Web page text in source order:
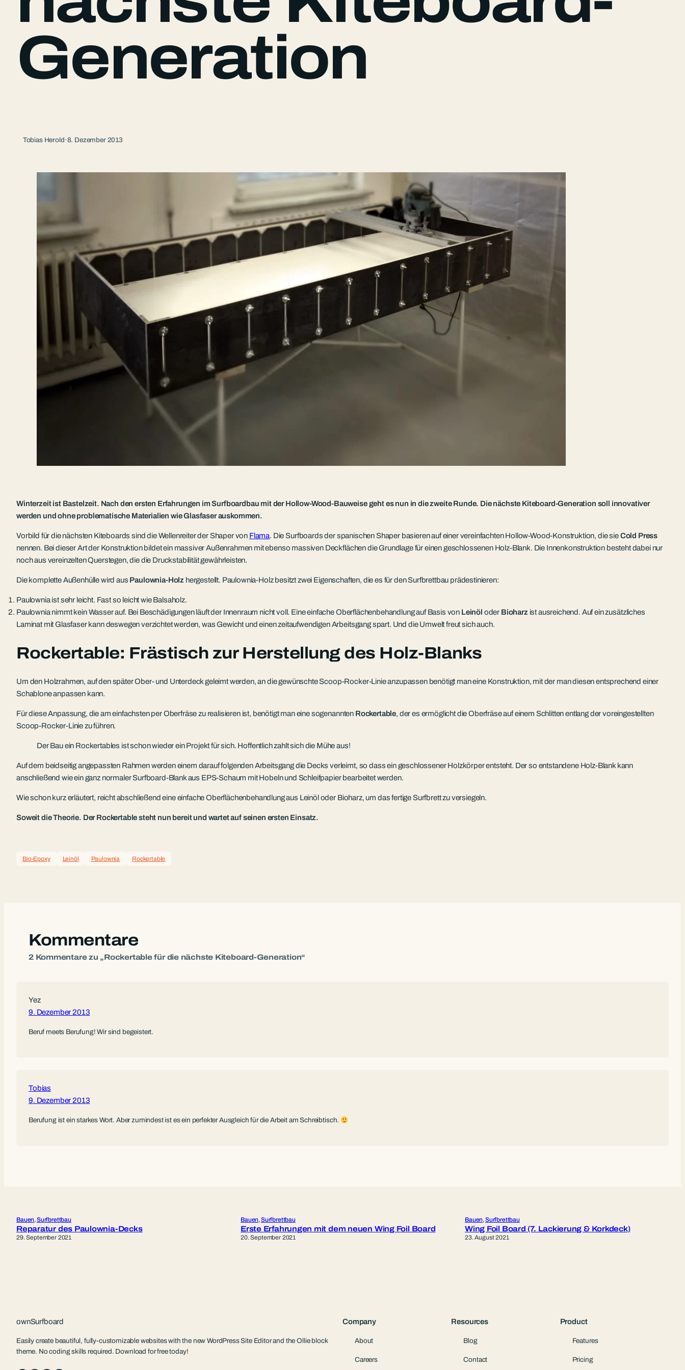
Generation
Tobias Herold·8. Dezember 2013
Winterzeit ist Bastelzeit. Nach den ersten Erfahrungen im Surfboardbau mit der Hollow-Wood-Bauweise geht es nun in die zweite Runde. Die nächste Kiteboard-Generation soll innovativer
werden und ohne problematische Materialien wie Glasfaser auskommen.
Vorbild für die nächsten Kiteboards sind die Wellenreiter der Shaper von Flama. Die Surfboards der spanischen Shaper basieren auf einer vereinfachten Hollow-Wood-Konstruktion, die sieCold Press
nennen. Bei dieser Art der Konstruktion bildet ein massiver Außenrahmen mit ebenso massiven Deckflächen die Grundlage für einen geschlossenen Holz-Blank. Die Innenkonstruktion besteht dabei nur
noch aus vereinzelten Querstegen, die die Druckstabilität gewährleisten.
Die komplette Außenhülle wird aus Paulownia-Holz hergestellt. Paulownia-Holz besitzt zwei Eigenschaften, die es für den Surfbrettbau prädestinieren:
Paulownia ist sehr leicht. Fast so leicht wie Balsaholz.
Paulownia nimmt kein Wasser auf. Bei Beschädigungen läuft der Innenraum nicht voll. Eine einfache Oberflächenbehandlung auf Basis von Leinöl oder Bioharz ist ausreichend. Auf ein zusätzliches
Laminat mit Glasfaser kann deswegen verzichtet werden, was Gewicht und einen zeitaufwendigen Arbeitsgang spart. Und die Umwelt freut sich auch.
Rockertable: Frästisch zur Herstellung des Holz-Blanks
Um den Holzrahmen, auf den später Ober- und Unterdeck geleimt werden, an die gewünschte Scoop-Rocker-Linie anzupassen benötigt man eine Konstruktion, mit der man diesen entsprechend einer
Schablone anpassen kann.
Für diese Anpassung, die am einfachsten per Oberfräse zu realisieren ist, benötigt man eine sogenannten Rockertable, der es ermöglicht die Oberfräse auf einem Schlitten entlang der voreingestellten
Scoop-Rocker-Linie zu führen.
Der Bau ein Rockertables ist schon wieder ein Projekt für sich. Hoffentlich zahlt sich die Mühe aus!
Auf dem beidseitig angepassten Rahmen werden einem darauf folgenden Arbeitsgang die Decks verleimt, so dass ein geschlossener Holzkörper entsteht. Der so entstandene Holz-Blank kann
anschließend wie ein ganz normaler Surfboard-Blank aus EPS-Schaum mit Hobeln und Schleifpapier bearbeitet werden.
Wie schon kurz erläutert, reicht abschließend eine einfache Oberflächenbehandlung aus Leinöl oder Bioharz, um das fertige Surfbrett zu versiegeln.
Soweit die Theorie. Der Rockertable steht nun bereit und wartet auf seinen ersten Einsatz.
Bio-Epoxy Leinöl Paulownia Rockertable
Kommentare
2 Kommentare zu „Rockertable für die nächste Kiteboard-Generation“
Yez
9. Dezember 2013
Beruf meets Berufung! Wir sind begeistert.
Tobias
9. Dezember 2013
Berufung ist ein starkes Wort. Aber zumindest ist es ein perfekter Ausgleich für die Arbeit am Schreibtisch.
Bauen, Surfbrettbau
Reparatur des Paulownia-Decks
29. September 2021
Bauen, Surfbrettbau
Erste Erfahrungen mit dem neuen Wing Foil Board
20. September 2021
Bauen, Surfbrettbau
Wing Foil Board (7. Lackierung & Korkdeck)
23. August 2021
ownSurfboard
Easily create beautiful, fully-customizable websites with the new WordPress Site Editor and the Ollie block
theme. No coding skills required. Download for free today!
Company
About
Careers
Resources
Blog
Contact
Product
Features
Pricing